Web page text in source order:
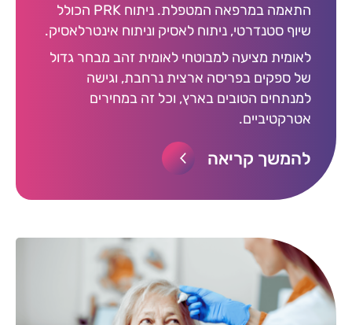
התאמה במרפאה המטפלת. ניתוח PRK הכולל
שיוף סטנדרטי, ניתוח לאסיק וניתוח אינטרלאסיק.
לאומית מציעה למבוטחי לאומית זהב מבחר גדול
של ספקים בפריסה ארצית נרחבת, וגישה
למנתחים הטובים בארץ, וכל זה במחירים
אטרקטיביים.
להמשך קריאה